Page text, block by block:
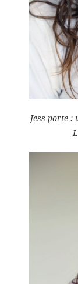
Jess porte :